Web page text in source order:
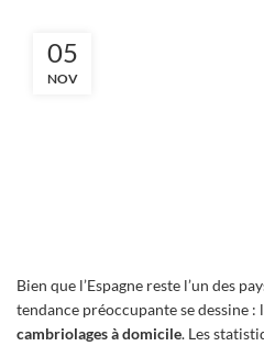
05
NOV
Bien que l’Espagne reste l’un des
tendance préoccupante se dessine :
cambriolages à domicile. Les